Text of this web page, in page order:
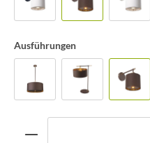
Ausführungen